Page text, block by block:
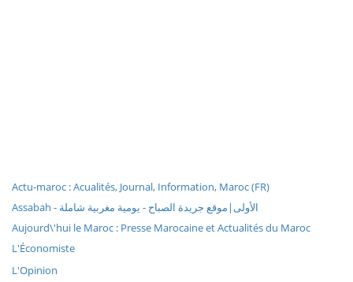
Actu-maroc : Acualités, Journal, Information, Maroc (FR)
Assabah - الأولى|موقع جريدة الصباح - يومية مغربية شاملة
Aujourd\'hui le Maroc : Presse Marocaine et Actualités du Maroc
L'Économiste
L'Opinion